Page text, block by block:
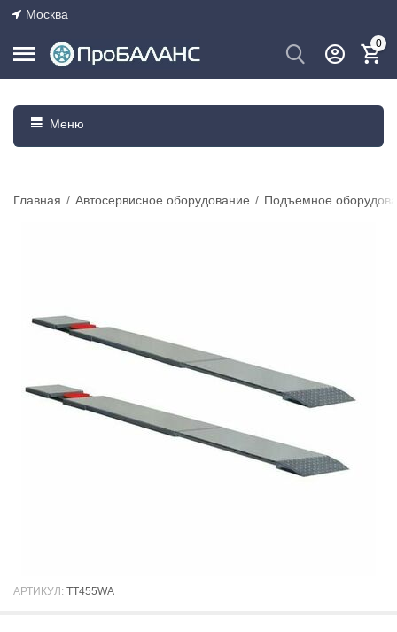
Москва
0
Меню
Главная / Автосервисное оборудование / Подъемное
АРТИКУЛ: TT455WA